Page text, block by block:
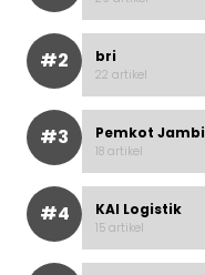
#2 bri
22 artikel
#3 Pemkot Jambi
18 artikel
#4 KAI Logistik
15 artikel